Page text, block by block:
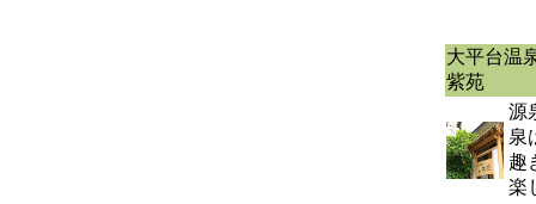
大平台
紫苑
源
泉
趣
楽